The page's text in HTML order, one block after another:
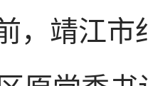
，靖江